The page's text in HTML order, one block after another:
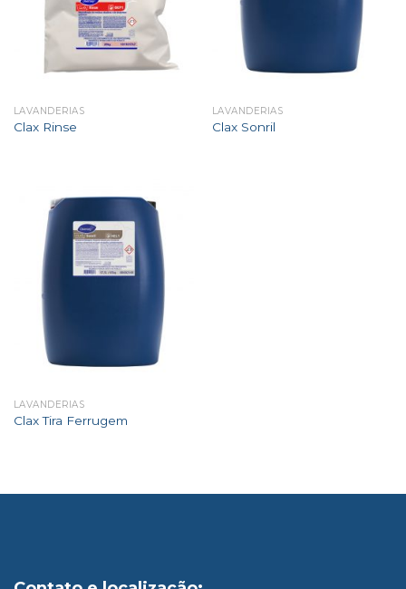
LAVANDERIAS
Clax Rinse
LAVANDERIAS
Clax Sonril
LAVANDERIAS
Clax Tira Ferrugem